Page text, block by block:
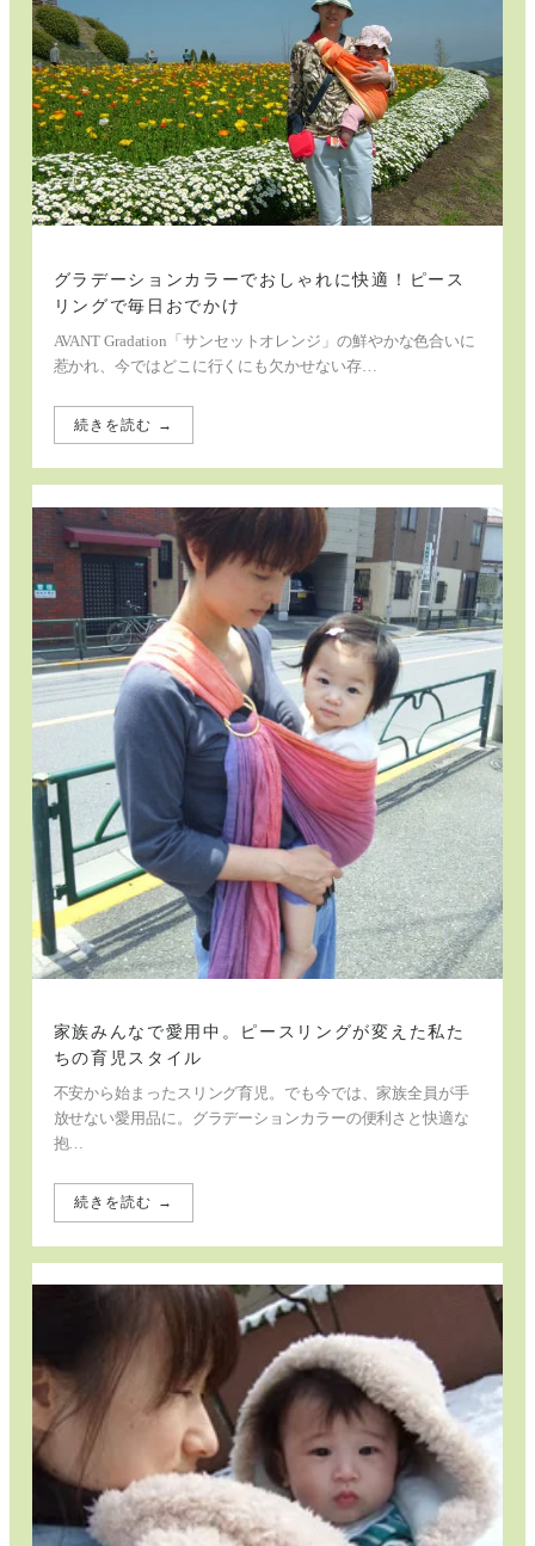
適！
ピ
ー
ス
リ
ン
グ
と
一
緒
に
バ
へ
グラデーションカラーでおしゃれに快適！ピース
リングで毎日おでかけ
AVANT Gradation「サンセットオレンジ」の鮮やかな色合いに
惹かれ、今ではどこに行くにも欠かせない存…
続きを読む →
:
ラ
デ
ー
シ
ョ
ン
カ
ラ
ー
で
お
し
ゃ
れ
適！
ス
リ
ン
グ
で
毎
日
お
け
家族みんなで愛用中。ピースリングが変えた私た
ちの育児スタイル
不安から始まったスリング育児。でも今では、家族全員が手
放せない愛用品に。グラデーションカラーの便利さと快適な
抱…
続きを読む →
:
族
み
ん
中。
ピ
ー
ス
ン
が
変